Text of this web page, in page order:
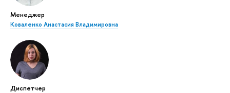
Менеджер
Коваленко Анастасия Владимировна
Диспетчер